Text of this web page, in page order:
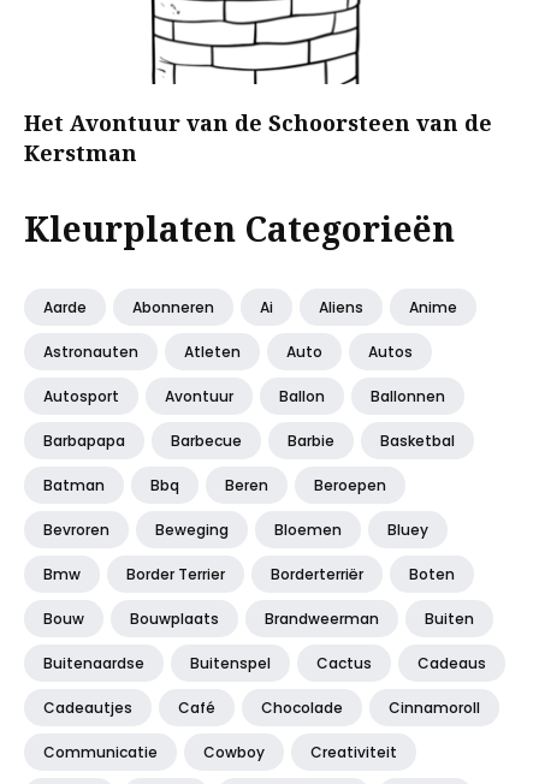
Het Avontuur van de Schoorsteen van de
Kerstman
Kleurplaten Categorieën
Aarde Abonneren Ai Aliens Anime
Astronauten Atleten Auto Autos
Autosport Avontuur Ballon Ballonnen
Barbapapa Barbecue Barbie Basketbal
Batman Bbq Beren Beroepen
Bevroren Beweging Bloemen Bluey
Bmw Border Terrier Borderterriër Boten
Bouw Bouwplaats Brandweerman Buiten
Buitenaardse Buitenspel Cactus Cadeaus
Cadeautjes Café Chocolade Cinnamoroll
Communicatie Cowboy Creativiteit